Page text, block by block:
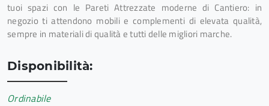
tuoi spazi con le Pareti Attrezzate moderne di Cantiero: in
negozio ti attendono mobili e complementi di elevata qualità,
sempre in materiali di qualità e tutti delle migliori marche.
Disponibilità:
Ordinabile